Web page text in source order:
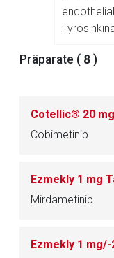
86.1.B.1.6.
Präparate ( 8 )
Cotellic® 20
Cobimetinib
Mirdametinib
Ezmekly 1